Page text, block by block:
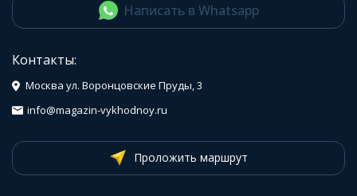
Написать в Whatsapp
Контакты:
Москва ул. Воронцовские Пруды, 3
info@magazin-vykhodnoy.ru
Проложить маршрут